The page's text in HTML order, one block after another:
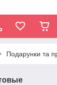
Подарунки та